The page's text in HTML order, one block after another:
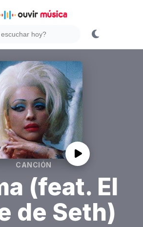
CANCIÓN
(feat. El
de Seth)